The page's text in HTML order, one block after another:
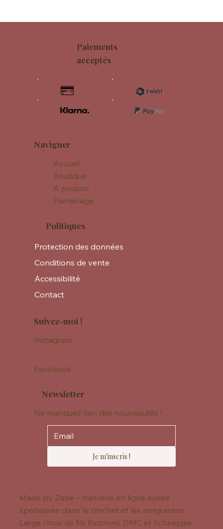
Naviguer
Accueil
Boutique
A propos
Parrainage
Politiques
Protection des données
Conditions de vente
Accessibilité
Contact
Suivez-moi !
Instagram
Facebook
Newsletter
Ne manquez rien des nouveautés !
Je m'inscris !
Made by Zazie – mercerie en ligne suisse
spécialisée dans le crochet et les amigurumis.
Large choix de fils Ricorumi, DMC et Scheepjes,
Paiements
acceptés